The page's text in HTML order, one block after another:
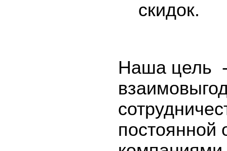
скидок.
Наша цель
постоянной